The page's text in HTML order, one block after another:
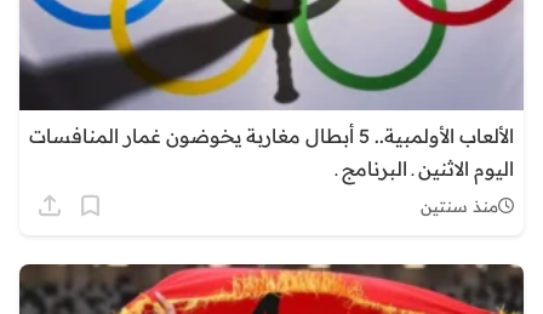
الألعاب الأولمبية.. 5 أبطال مغاربة يخوضون غمار المنافسات
اليوم الاثنين ـ البرنامج ـ
منذ سنتين